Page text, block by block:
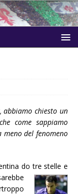
abbiamo chiesto un
come sappiamo
del fenomeno
do tre stelle e